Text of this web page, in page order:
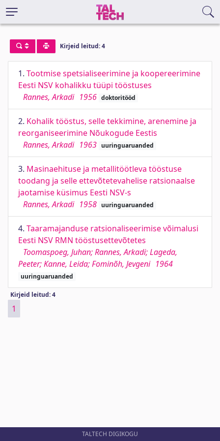
Kirjeid leitud: 4
1. Tootmise spetsialiseerimine ja koopereerimine
Eesti NSV kohalikku tüüpi tööstuses
Rannes, Arkadi 1956 doktoritööd
2. Kohalik tööstus, selle tekkimine, arenemine ja
reorganiseerimine Nõukogude Eestis
Rannes, Arkadi 1963 uuringuaruanded
3. Masinaehituse ja metallitöötleva tööstuse
toodang ja selle ettevõtetevahelise ratsionaalse
jaotamise küsimus Eesti NSV-s
Rannes, Arkadi 1958 uuringuaruanded
4. Taaramajanduse ratsionaliseerimise võimalusi
Eesti NSV RMN tööstusettevõtetes
Toomaspoeg, Juhan; Rannes, Arkadi; Lageda,
Peeter; Kanne, Leida; Fominõh, Jevgeni 1964
uuringuaruanded
Kirjeid leitud: 4
1
TALTECH DIGIKOGU